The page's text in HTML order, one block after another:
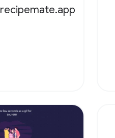
recipemate.app